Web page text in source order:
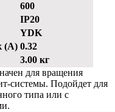
600
IP20
YDK
(А) 0.32
3.00 кг
для вращения
системы. Подойдет для
типа или с